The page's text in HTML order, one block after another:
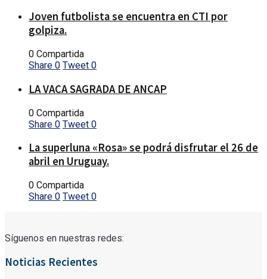
Joven futbolista se encuentra en CTI por
golpiza.
0 Compartida
Share 0 Tweet 0
LA VACA SAGRADA DE ANCAP
0 Compartida
Share 0 Tweet 0
La superluna «Rosa» se podrá disfrutar el 26 de
abril en Uruguay.
0 Compartida
Share 0 Tweet 0
Síguenos en nuestras redes:
Noticias Recientes